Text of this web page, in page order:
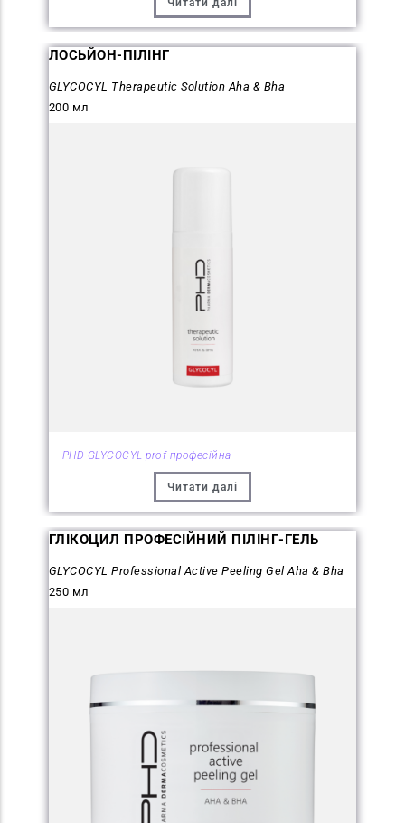
ЛОСЬЙОН-ПІЛІНГ
GLYCOCYL Therapeutic Solution Aha & Bha
200 мл
PHD GLYCOCYL prof професійна
Читати далі
ГЛІКОЦИЛ ПРОФЕСІЙНИЙ ПІЛІНГ-ГЕЛЬ
GLYCOCYL Professional Active Peeling Gel Aha & Bha
250 мл